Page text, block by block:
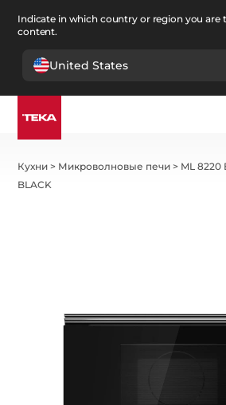
Indicate in which country or region you are
content.
United States
Кухни > Микроволновые печи > ML 8220
BLACK